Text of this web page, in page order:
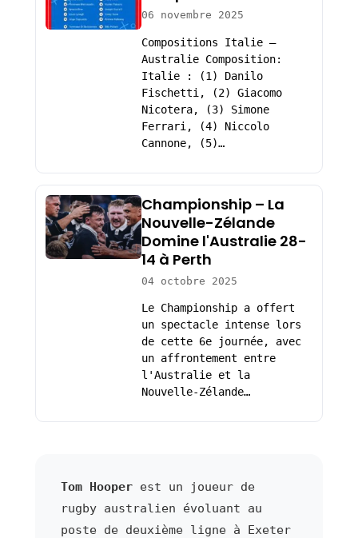
06 novembre 2025
Compositions Italie –
Australie Composition:
Italie : (1) Danilo
Fischetti, (2) Giacomo
Nicotera, (3) Simone
Ferrari, (4) Niccolo
Cannone, (5)…
Championship – La
Nouvelle-Zélande
Domine l'Australie 28-
14 à Perth
04 octobre 2025
Le Championship a offert
un spectacle intense lors
de cette 6e journée, avec
un affrontement entre
l'Australie et la
Nouvelle-Zélande…
Tom Hooperest un joueur de
rugby australien évoluant au
poste de deuxième ligne à Exeter